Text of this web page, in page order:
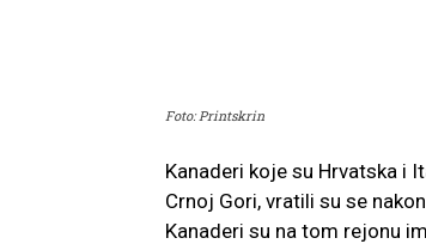
Foto: Printskrin
Kanaderi koje su Hrvatska i
Crnoj Gori, vratili su se
Kanaderi su na tom rejonu